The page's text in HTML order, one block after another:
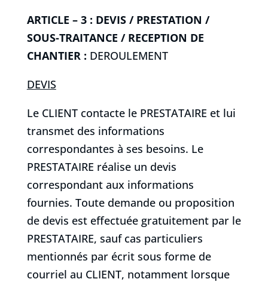
ARTICLE – 3 : DEVIS / PRESTATION /
SOUS-TRAITANCE / RECEPTION DE
CHANTIER : DEROULEMENT
DEVIS
Le CLIENT contacte le PRESTATAIRE et lui
transmet des informations
correspondantes à ses besoins. Le
PRESTATAIRE réalise un devis
correspondant aux informations
fournies. Toute demande ou proposition
de devis est effectuée gratuitement par le
PRESTATAIRE, sauf cas particuliers
mentionnés par écrit sous forme de
courriel au CLIENT, notamment lorsque